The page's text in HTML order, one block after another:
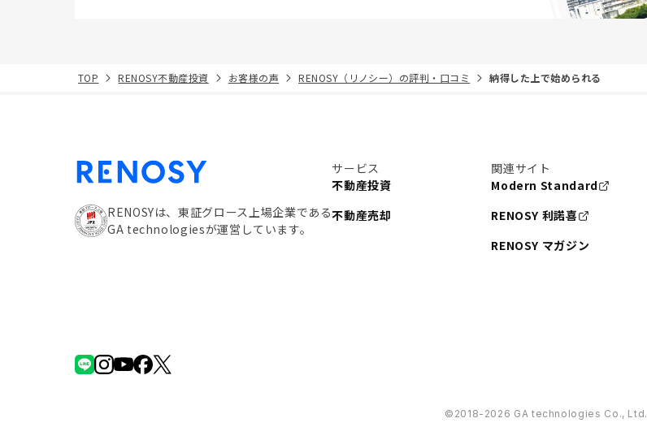
TOP RENOSY不動産投資 お客様の声 RENOSY（リノシー）の評判・口コミ 納得した上で始められる
RENOSYは、東証グロース上場企業である
GA technologiesが運営しています。
サービス
不動産投資
不動産売却
関連サイト
Modern Standard
RENOSY 利諾喜
RENOSY マガジン
©︎2018-2026 GA technologies Co., Ltd.